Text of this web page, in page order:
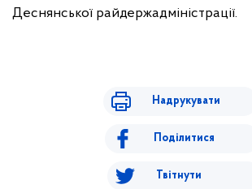
Деснянської райдержадміністрації.
Надрукувати
Поділитися
Твітнути